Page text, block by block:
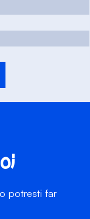
potresti far